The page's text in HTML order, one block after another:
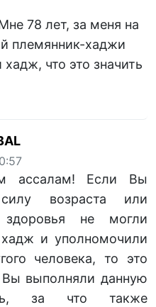
78 лет, за меня на
племянник-хаджи
что это значить
ассалам! Если Вы
возраста или
здоровья не могли
и уполномочили
человека, то это
Вы выполняли данную
за что также